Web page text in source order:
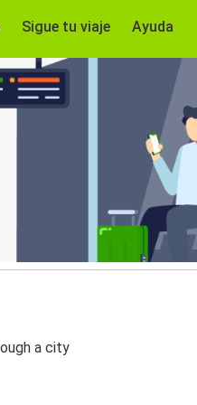
Sigue tu viaje Ayuda